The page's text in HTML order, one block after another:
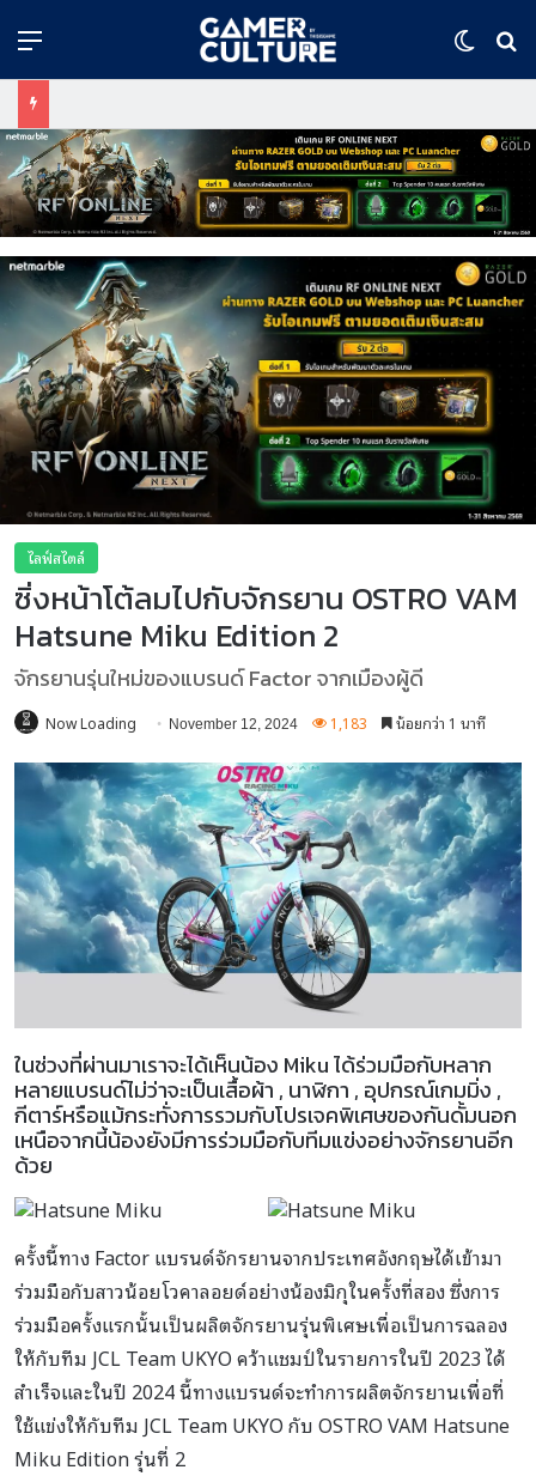
Menu
ไลฟ์สไตล์
ซิ่งหน้าโต้ลมไปกับจักรยาน OSTRO VAM
Hatsune Miku Edition 2
จักรยานรุ่นใหม่ของแบรนด์ Factor จากเมืองผู้ดี
Now Loading November 12, 2024 1,183 น้อยกว่า 1 นาที
ในช่วงที่ผ่านมาเราจะได้เห็นน้อง Miku ได้ร่วมมือกับหลาก
หลายแบรนด์ไม่ว่าจะเป็นเสื้อผ้า , นาฬิกา , อุปกรณ์เกมมิ่ง ,
กีตาร์หรือแม้กระทั่งการรวมกับโปรเจคพิเศษของกันดั้มนอก
เหนือจากนี้น้องยังมีการร่วมมือกับทีมแข่งอย่างจักรยานอีก
ด้วย
ครั้งนี้ทาง Factor แบรนด์จักรยานจากประเทศอังกฤษได้เข้ามา
ร่วมมือกับสาวน้อยโวคาลอยด์อย่างน้องมิกุในครั้งที่สอง ซึ่งการ
ร่วมมือครั้งแรกนั้นเป็นผลิตจักรยานรุ่นพิเศษเพื่อเป็นการฉลอง
ให้กับทีม JCL Team UKYO คว้าแชมป์ในรายการในปี 2023 ได้
สำเร็จและในปี 2024 นี้ทางแบรนด์จะทำการผลิตจักรยานเพื่อที่
ใช้แข่งให้กับทีม JCL Team UKYO กับ OSTRO VAM Hatsune
Miku Edition รุ่นที่ 2